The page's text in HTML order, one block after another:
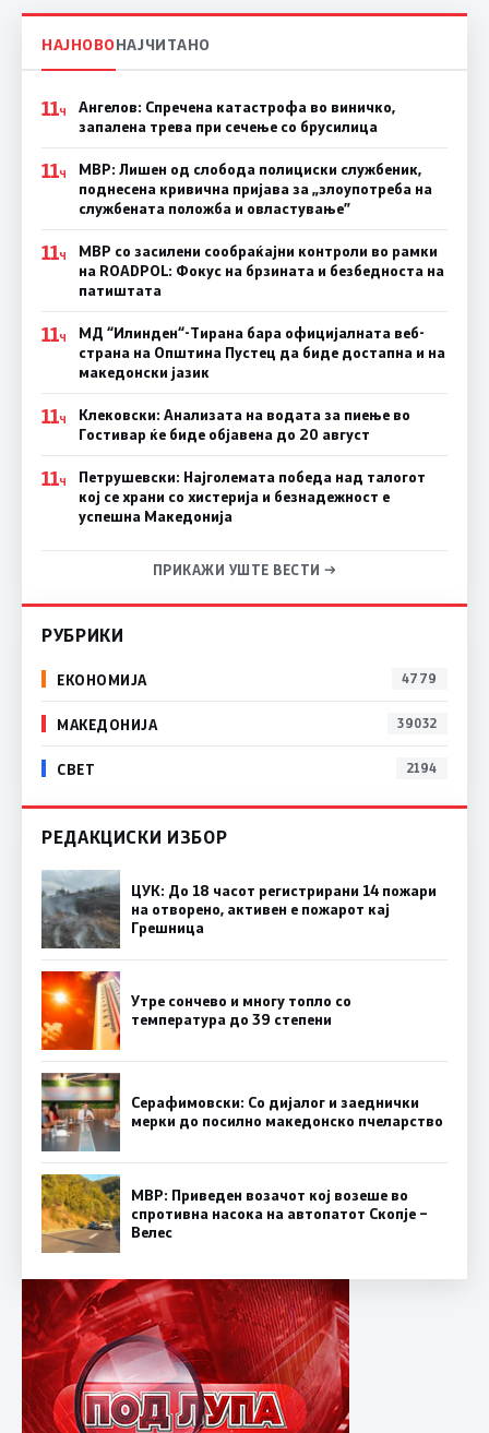
НАЈНОВОНАЈЧИТАНО
11Ч
Ангелов: Спречена катастрофа во виничко,
запалена трева при сечење со брусилица
11Ч
МВР: Лишен од слобода полициски службеник,
поднесена кривична пријава за „злоупотреба на
службената положба и овластување”
11Ч
МВР со засилени сообраќајни контроли во рамки
на ROADPOL: Фокус на брзината и безбедноста на
патиштата
11Ч
МД “Илинден“-Тирана бара официјалната веб-
страна на Општина Пустец да биде достапна и на
македонски јазик
11Ч
Клековски: Анализата на водата за пиење во
Гостивар ќе биде објавена до 20 август
11Ч
Петрушевски: Најголемата победа над талогот
кој се храни со хистерија и безнадежност е
успешна Македонија
ПРИКАЖИ УШТЕ ВЕСТИ →
РУБРИКИ
ЕКОНОМИЈА 4779
МАКЕДОНИЈА 39032
СВЕТ 2194
РЕДАКЦИСКИ ИЗБОР
ЦУК: До 18 часот регистрирани 14 пожари
на отворено, активен е пожарот кај
Грешница
Утре сончево и многу топло со
температура до 39 степени
Серафимовски: Со дијалог и заеднички
мерки до посилно македонско пчеларство
МВР: Приведен возачот кој возеше во
спротивна насока на автопатот Скопје –
Велес